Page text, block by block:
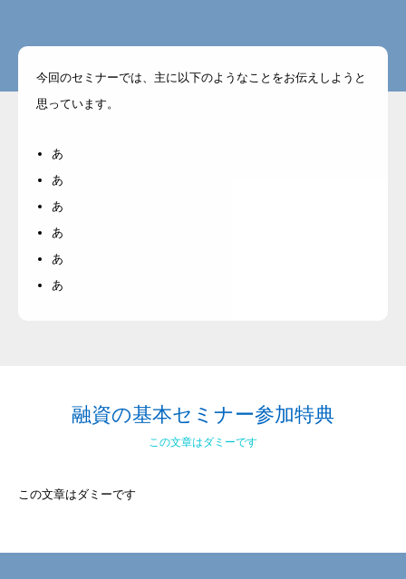
今回のセミナーでは、主に以下のようなことをお伝えしようと
思っています。
あ
あ
あ
あ
あ
あ
融資の基本セミナー参加特典
この文章はダミーです
この文章はダミーです